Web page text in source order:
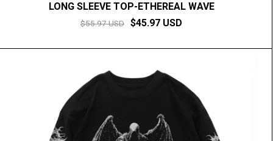
LONG SLEEVE TOP-ETHEREAL WAVE
$55.97 USD $45.97 USD